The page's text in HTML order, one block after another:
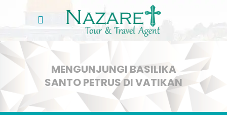
MENGUNJUNGI BASILIKA
SANTO PETRUS DI VATIKAN